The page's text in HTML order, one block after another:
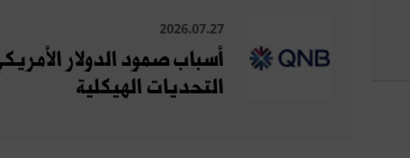
2026.07.27
أسباب صمود الدولار
التحديات الهيكلية